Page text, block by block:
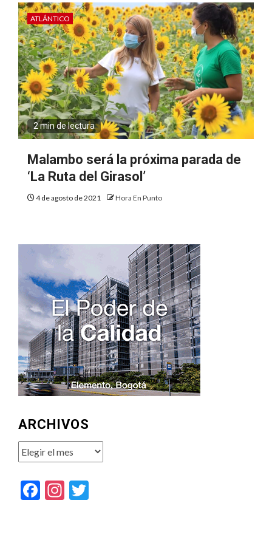
ATLÁNTICO
2 min de lectura
Malambo será la próxima parada de
‘La Ruta del Girasol’
4 de agosto de 2021 Hora En Punto
ARCHIVOS
Archivos
Facebook
Instagram